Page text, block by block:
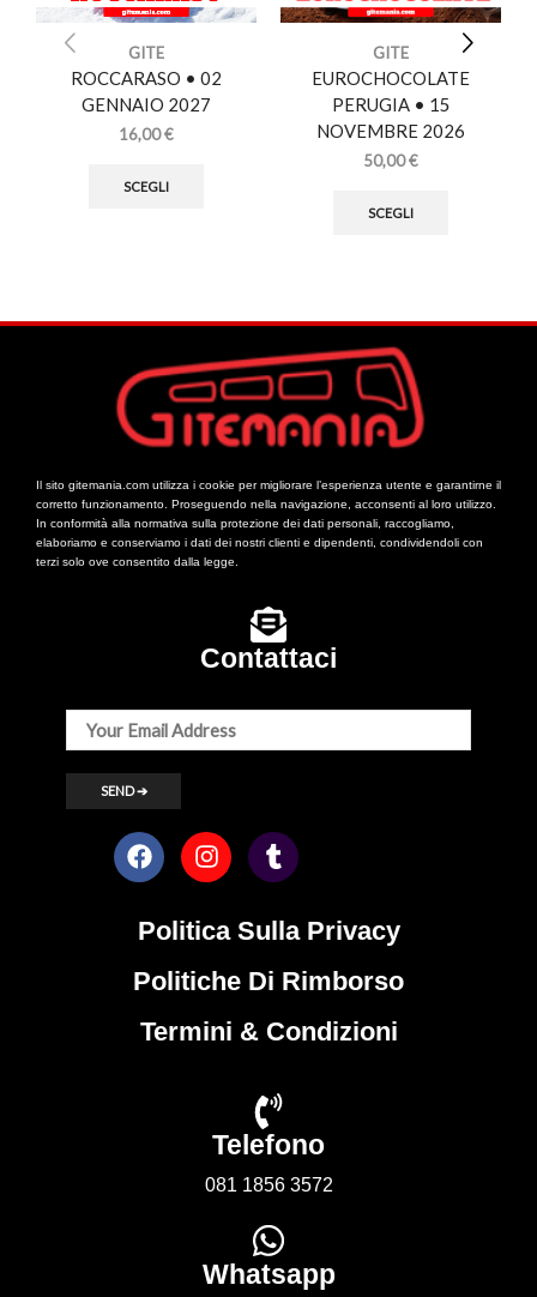
GITE
ROCCARASO • 02
GENNAIO 2027
16,00€
SCEGLI
GITE
EUROCHOCOLATE
PERUGIA • 15
NOVEMBRE 2026
50,00€
SCEGLI
Il sito gitemania.com utilizza i cookie per migliorare l’esperienza utente e garantirne il
corretto funzionamento. Proseguendo nella navigazione, acconsenti al loro utilizzo.
In conformità alla normativa sulla protezione dei dati personali, raccogliamo,
elaboriamo e conserviamo i dati dei nostri clienti e dipendenti, condividendoli con
terzi solo ove consentito dalla legge.
Contattaci
Politica Sulla Privacy
Politiche Di Rimborso
Termini & Condizioni
Telefono
081 1856 3572
Whatsapp